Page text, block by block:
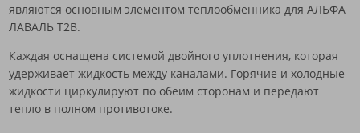
являются основным элементом теплообменника для АЛЬФА
ЛАВАЛЬ T2B.
Каждая оснащена системой двойного уплотнения, которая
удерживает жидкость между каналами. Горячие и холодные
жидкости циркулируют по обеим сторонам и передают
тепло в полном противотоке.